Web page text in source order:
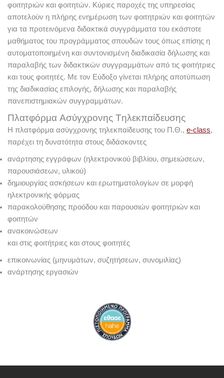
φοιτητριών και φοιτητών. Κύριες παροχές της υπηρεσίας
αποτελούν η πλήρης ενημέρωση των φοιτητριών και φοιτητών
για τα προτεινόμενα διδακτικά συγγράμματα του εκάστοτε
μαθήματος του προγράμματος σπουδών τους όπως επίσης η
αυτοματοποιημένη και συντονισμένη διαδικασία δήλωσης και
παραλαβής των διδακτικών συγγραμμάτων από τις φοιτήτριες
και τους φοιτητές. Με τον Εύδοξο γίνεται πλήρης αποτύπωση
της διαδικασίας επιλογής, δήλωσης και παραλαβής
πανεπιστημιακών συγγραμμάτων.
Πλατφόρμα Aσύγχρονης Tηλεκπαίδευσης
Η πλατφόρμα ασύγχρονης τηλεκπαίδευσης του Π.Θ., e-class,
παρέχει τη δυνατότητα στους διδάσκοντες
ανάρτησης εγγράφων (ηλεκτρονικού βιβλίου, σημειώσεων,
παρουσιάσεων, υλικού)
δημιουργίας ασκήσεων και ερωτηματολογίων σε μορφή
ηλεκτρονικής φόρμας
παρακολούθησης προόδου και παρουσιών φοιτητριών και
φοιτητών
ανακοινώσεων
και στις φοιτήτριες και στους φοιτητές
επικοινωνίας (μηνυμάτων, συζητήσεων, συνομιλίας)
ανάρτησης εργασιών